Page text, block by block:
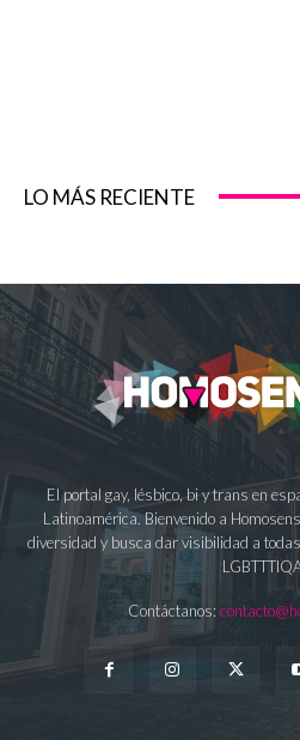
LO MÁS RECIENTE
El portal gay, lésbico, bi y trans en
Latinoamérica. Bienvenido a
diversidad y busca dar visibilidad a
Contáctanos: